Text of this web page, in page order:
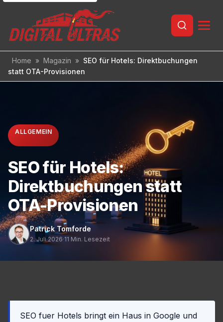
Inhalt
Home » Magazin » SEO für Hotels: Direktbuchungen
statt OTA-Provisionen
ALLGEMEIN
SEO für Hotels:
Direktbuchungen statt
OTA-Provisionen
Patrick Tomforde
2. Juli 2026·11 Min. Lesezeit
SEO fuer Hotels bringt ein Haus in Google und